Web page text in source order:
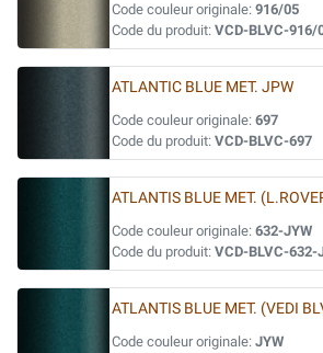
Code couleur originale: 916/05
Code du produit: VCD-BLVC-916/
ATLANTIC BLUE MET. JPW
Code couleur originale: 697
Code du produit: VCD-BLVC-697
ATLANTIS BLUE MET.
Code couleur originale: 632-JYW
Code du produit: VCD-BLVC-632-
ATLANTIS BLUE MET. (VEDI
Code couleur originale: JYW